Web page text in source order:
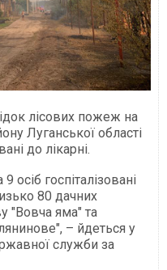
лісових пожеж на
Луганської області
до лікарні.
осіб госпіталізовані
80 дачних
"Вовча яма" та
– йдеться у
служби за